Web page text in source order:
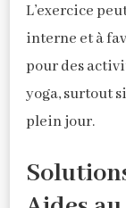
L’exercice
interne et à
pour des
yoga, surtout
plein jour.